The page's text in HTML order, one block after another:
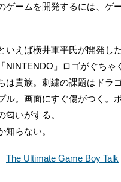
ゲームを開発するには、ゲ
いえば横井軍平氏が開発し
NINTENDO」ロゴがぐちゃ
は貴族。刺繍の課題はドラ
ル。画面にすぐ傷がつく。
匂いがする。
知らない。
The Ultimate Game Boy Talk